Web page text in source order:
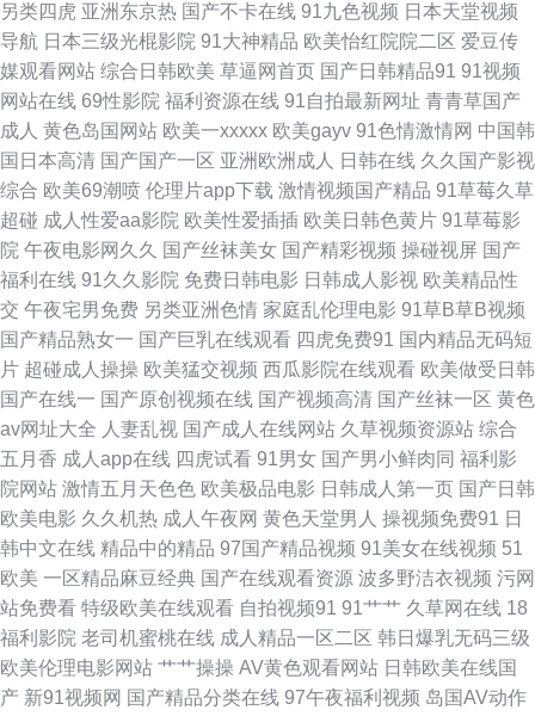
情深爱网 日本免费网站 天堂av影院 91抖音 AVAV变态 成人午夜伦理 国内自
拍97超碰 玖玖在线视频 日韩深夜视频 亚洲三级片另类 91激情网 99热香港
成人岛国网站 激情另类小说 欧美成人淫B网 深夜福利传媒精品 中日韩三级
片 欧美中文字 午夜少妇 91大神影音 av福利吧 东方av网 狠狠撸2016 欧美日
本www 色图专区区 性爱福利视频 91黑料福利网 97在线视频 韩国黄视频 美
女爆操 日韩色欧 亚洲狼人社区 91黄色片网站 大香蕉原网址 久草福利在线
欧美专区精品色 熟妇精品视频91 91次元网 白丝自慰网站91 黑丝AV天堂久
久 美女很黄免费 人人干人人爽 亚洲探花在线观看 97妻人人操 亚洲黄色官网
超碰在线视 久草作爱 探花国产综合在线 91极品反差 www狼友com 国产在线
观看亚毛 天堂久久大香蕉 91精品国产丝袜 超碰免费伪娘91 九一在线 人人艹
超碰在线 亚洲金典AA 97婷婷视频 福利视频午夜剧场 青青草原影院 午夜第
一av社区 91熟女视频 成人精品欧美 久久精品嫩草 人人超碰人人 最新色片
另类四虎 亚洲东京热 国产不卡在线 91九色视频 日本天堂视频
导航 日本三级光棍影院 91大神精品 欧美怡红院院二区 爱豆传
媒观看网站 综合日韩欧美 草逼网首页 国产日韩精品91 91视频
网站在线 69性影院 福利资源在线 91自拍最新网址 青青草国产
成人 黄色岛国网站 欧美一xxxxx 欧美gayv 91色情激情网 中国韩
国日本高清 国产国产一区 亚洲欧洲成人 日韩在线 久久国产影视
综合 欧美69潮喷 伦理片app下载 激情视频国产精品 91草莓久草
超碰 成人性爱aa影院 欧美性爱插插 欧美日韩色黄片 91草莓影
院 午夜电影网久久 国产丝袜美女 国产精彩视频 操碰视屏 国产
福利在线 91久久影院 免费日韩电影 日韩成人影视 欧美精品性
交 午夜宅男免费 另类亚洲色情 家庭乱伦理电影 91草B草B视频
国产精品熟女一 国产巨乳在线观看 四虎免费91 国内精品无码短
片 超碰成人操操 欧美猛交视频 西瓜影院在线观看 欧美做受日韩
国产在线一 国产原创视频在线 国产视频高清 国产丝袜一区 黄色
av网址大全 人妻乱视 国产成人在线网站 久草视频资源站 综合
五月香 成人app在线 四虎试看 91男女 国产男小鲜肉同 福利影
院网站 激情五月天色色 欧美极品电影 日韩成人第一页 国产日韩
欧美电影 久久机热 成人午夜网 黄色天堂男人 操视频免费91 日
韩中文在线 精品中的精品 97国产精品视频 91美女在线视频 51
欧美 一区精品麻豆经典 国产在线观看资源 波多野洁衣视频 污网
站免费看 特级欧美在线观看 自拍视频91 91艹艹 久草网在线 18
福利影院 老司机蜜桃在线 成人精品一区二区 韩日爆乳无码三级
欧美伦理电影网站 艹艹操操 AV黄色观看网站 日韩欧美在线国
产 新91视频网 国产精品分类在线 97午夜福利视频 岛国AV动作